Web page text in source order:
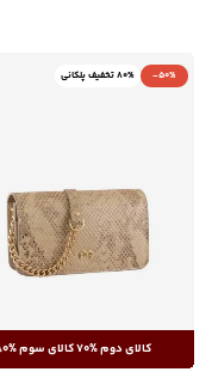
-50% 80% تخفیف پلکانی